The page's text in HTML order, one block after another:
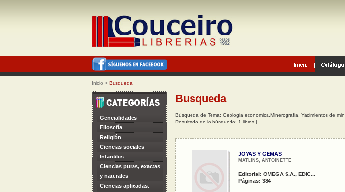
Inicio > Busqueda
Generalidades
Filosofía
Religión
Ciencias sociales
Infantiles
Ciencias puras, exactas
y naturales
Ciencias aplicadas.
Busqueda
Búsqueda de Tema: Geologia economica.Minerografia. Yacimientos de
Resultado de la búsqueda: 1 libros |
JOYAS Y GEMAS
MATLINS, ANTOINETTE
Editorial: OMEGA S.A., EDIC...
Páginas: 384